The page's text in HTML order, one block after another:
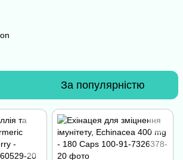
За популярністю